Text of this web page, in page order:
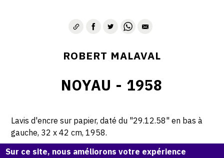
ROBERT MALAVAL
NOYAU - 1958
Lavis d'encre sur papier, daté du "29.12.58" en bas à
gauche, 32 x 42 cm, 1958.
Sur ce site, nous améliorons votre expérience